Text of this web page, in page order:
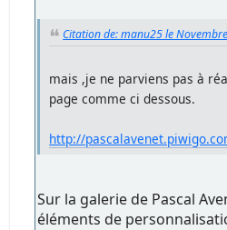
Citation de: manu25 le
mais ,je ne parviens pas à
page comme ci dessous.
http://
Sur la galerie de Pascal
éléments de